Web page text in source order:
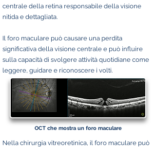
centrale della retina responsabile della visione
nitida e dettagliata.
Il foro maculare può causare una perdita
significativa della visione centrale e può influire
sulla capacità di svolgere attività quotidiane come
leggere, guidare e riconoscere i volti.
OCT che mostra un foro maculare
Nella chirurgia vitreoretinica, il foro maculare può